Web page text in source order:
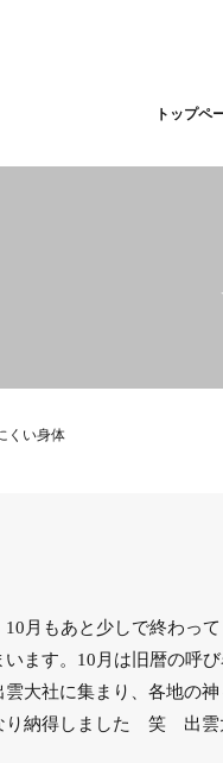
トップペ
くい身体
月もあと少しで終わっ
います。10月は旧暦の呼
雲大社に集まり、各地の
り納得しました 笑 出雲